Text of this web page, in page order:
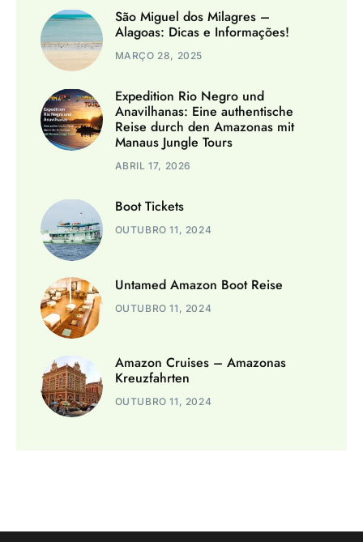
São Miguel dos Milagres –
Alagoas: Dicas e Informações!
MARÇO 28, 2025
Expedition Rio Negro und
Anavilhanas: Eine authentische
Reise durch den Amazonas mit
Manaus Jungle Tours
ABRIL 17, 2026
Boot Tickets
OUTUBRO 11, 2024
Untamed Amazon Boot Reise
OUTUBRO 11, 2024
Amazon Cruises – Amazonas
Kreuzfahrten
OUTUBRO 11, 2024